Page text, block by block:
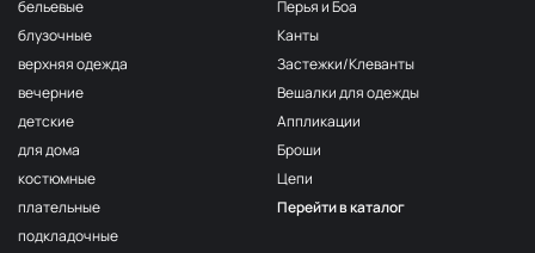
F222/2
волна
МП-20-F222/2
МП-20-F222/3
F257 Аквамарин
МП-20-F257
203/1
1Т.Бирюзовый
бельевые
блузочные
верхняя одежда
вечерние
детские
для дома
костюмные
плательные
подкладочные
Перья и Боа
Канты
Застежки/Клеванты
Вешалки для одежды
Аппликации
Броши
Цепи
Перейти в каталог